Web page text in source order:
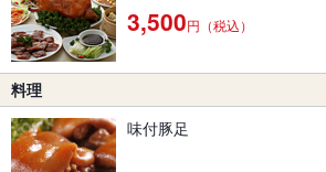
3,500円（税込）
料理
味付豚足